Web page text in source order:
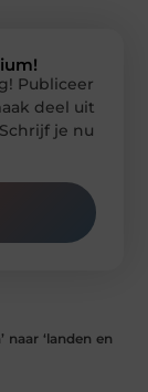
naar ‘landen en
Publiceer
deel uit
je nu